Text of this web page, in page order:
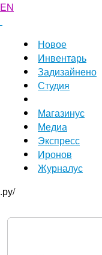
EN
Новое
Инвентарь
Задизайнено
Студия
Магазинус
Медиа
Экспресс
Иронов
Журналус
.ру/